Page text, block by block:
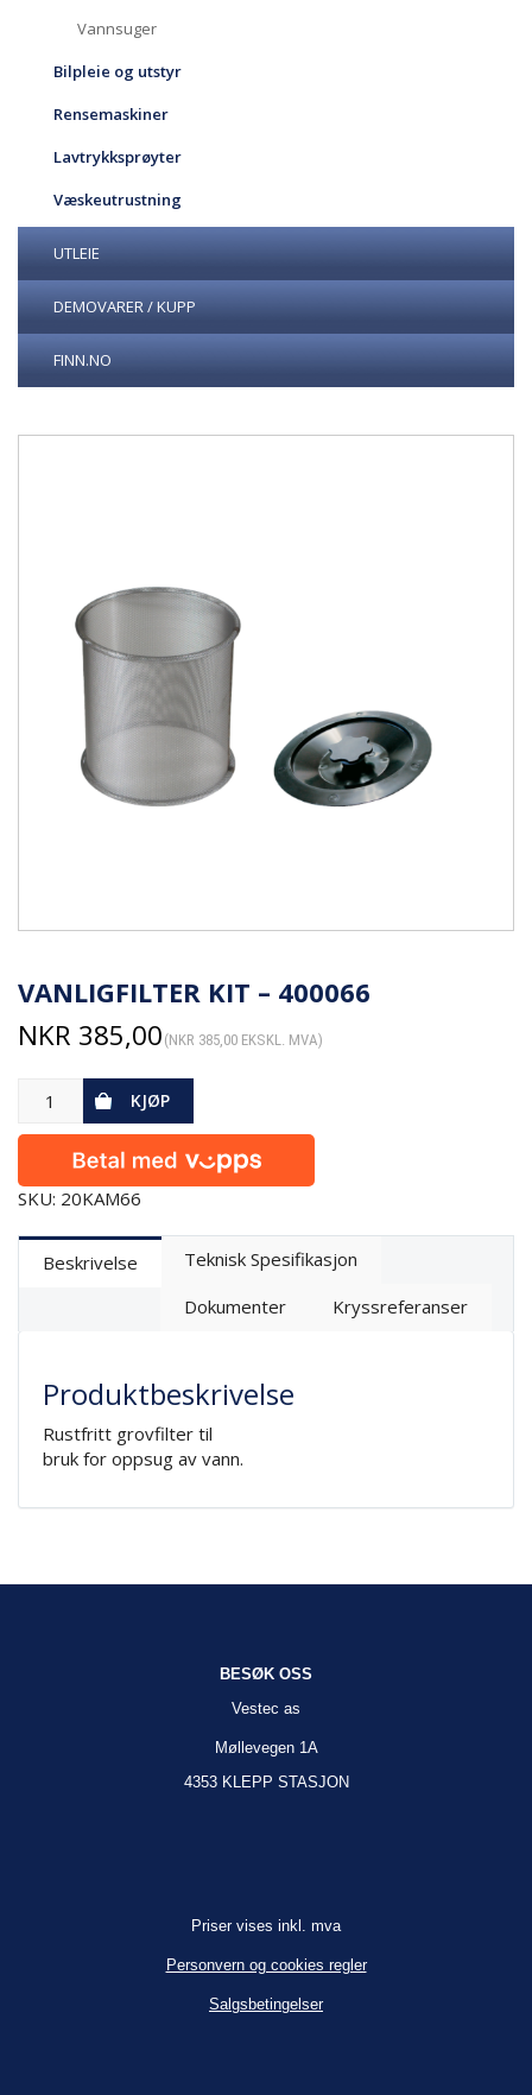
Vannsuger
Bilpleie og utstyr
Rensemaskiner
Lavtrykksprøyter
Væskeutrustning
UTLEIE
DEMOVARER / KUPP
FINN.NO
VANLIGFILTER KIT – 400066
NKR 385,00 (NKR 385,00 EKSKL. MVA)
KJØP
SKU: 20KAM66
Beskrivelse
Teknisk Spesifikasjon
Dokumenter
Kryssreferanser
Produktbeskrivelse
Rustfritt grovfilter til
bruk for oppsug av vann.
BESØK OSS
Vestec as
Møllevegen 1A
4353 KLEPP STASJON
Priser vises inkl. mva
Personvern og cookies regler
Salgsbetingelser